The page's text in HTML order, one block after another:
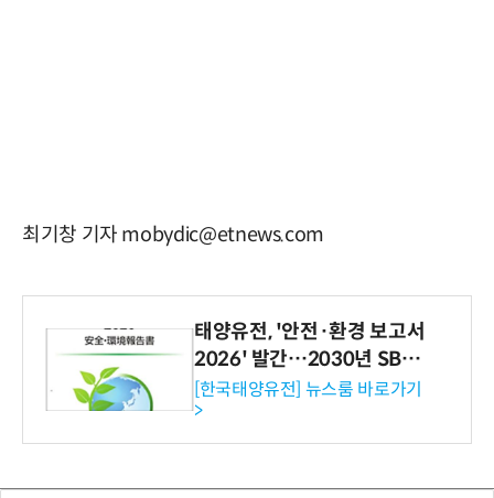
최기창 기자 mobydic@etnews.com
태양유전, '안전·환경 보고서
2026' 발간…2030년 SBT
수준 온실가스 감축 추진
[한국태양유전] 뉴스룸 바로가기
>